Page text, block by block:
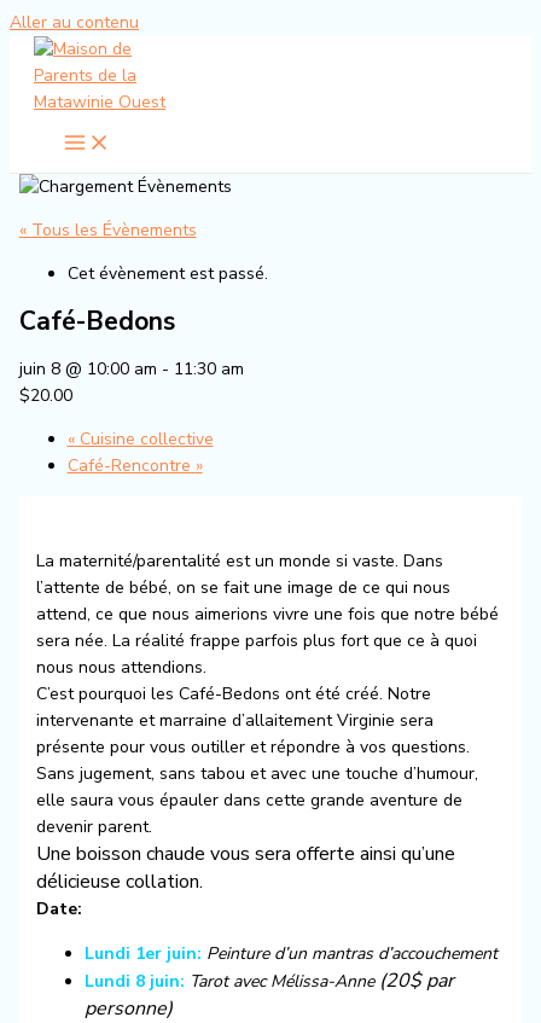
Aller au contenu
« Tous les Évènements
Cet évènement est passé.
Café-Bedons
juin 8 @ 10:00 am - 11:30 am
$20.00
«Cuisine collective
Café-Rencontre »
La maternité/parentalité est un monde si vaste. Dans
l’attente de bébé, on se fait une image de ce qui nous
attend, ce que nous aimerions vivre une fois que notre bébé
sera née. La réalité frappe parfois plus fort que ce à quoi
nous nous attendions.
C’est pourquoi les Café-Bedons ont été créé. Notre
intervenante et marraine d’allaitement Virginie sera
présente pour vous outiller et répondre à vos questions.
Sans jugement, sans tabou et avec une touche d’humour,
elle saura vous épauler dans cette grande aventure de
devenir parent.
Une boisson chaude vous sera offerte ainsi qu’une
délicieuse collation.
Date:
Lundi 1er juin: Peinture d’un mantras d’accouchement
Lundi 8 juin: Tarot avec Mélissa-Anne(20$ par
personne)